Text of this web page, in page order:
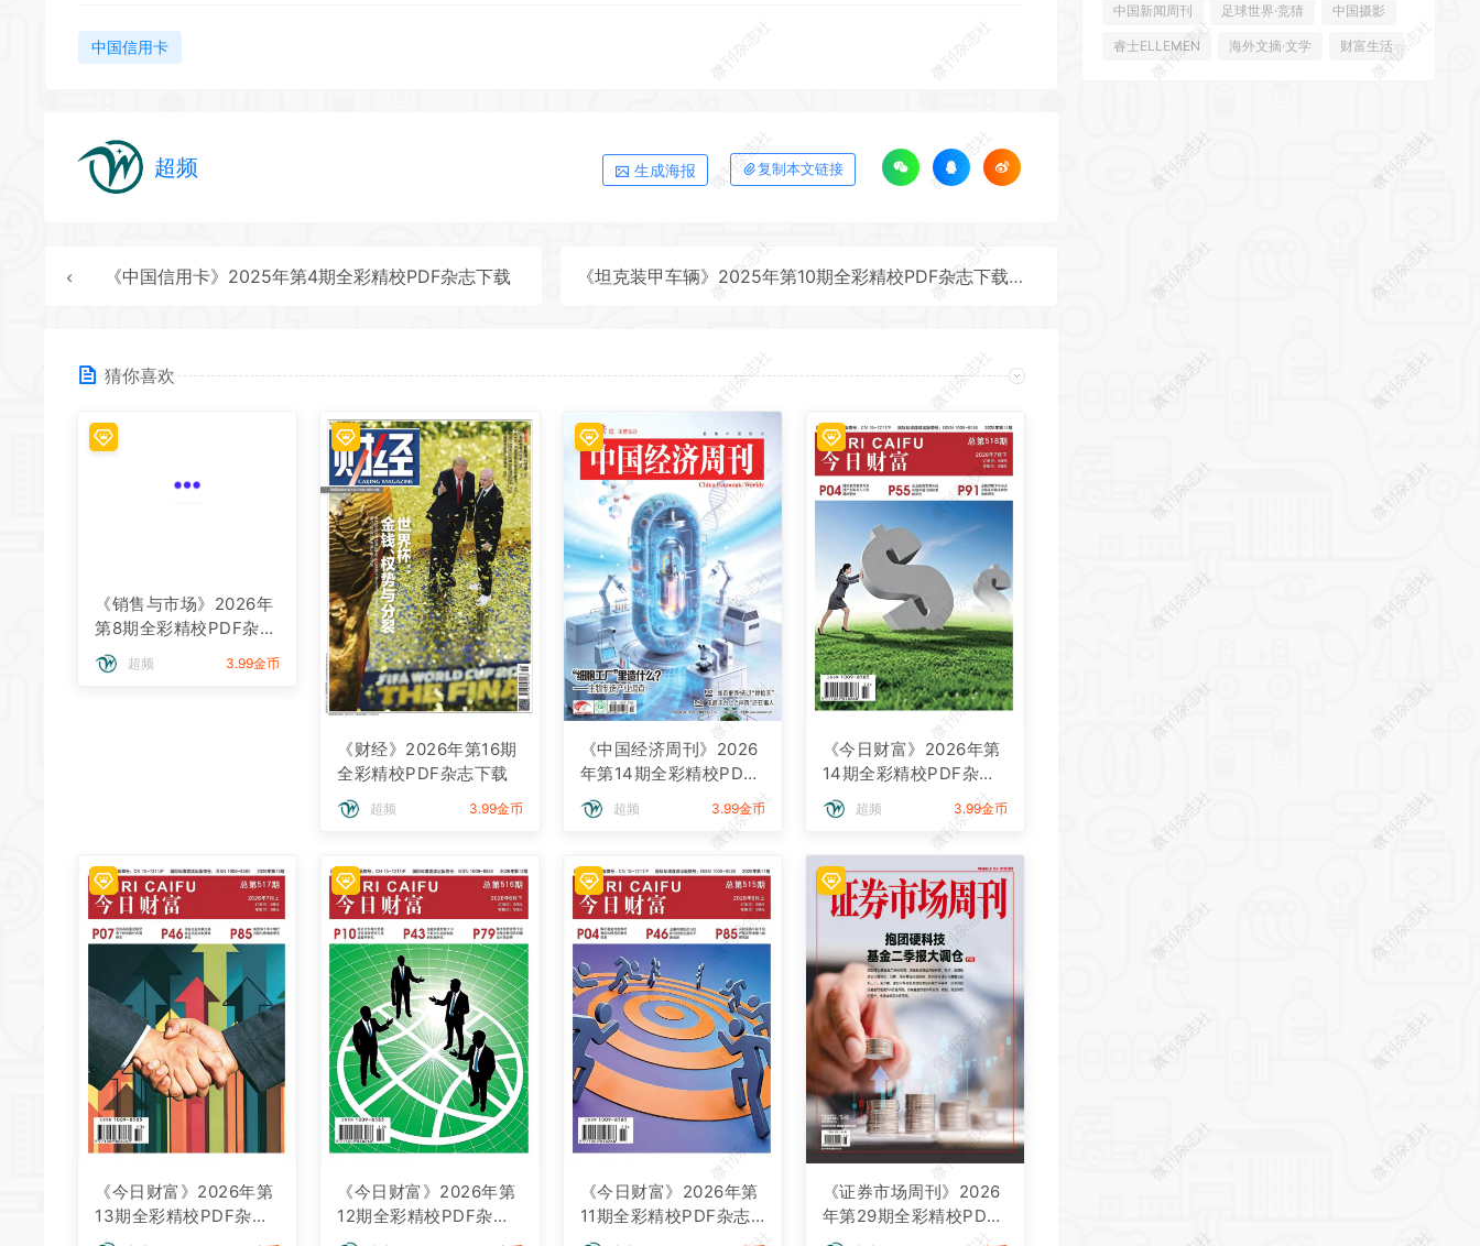
中国信用卡
超频 生成海报 复制本文链接
《中国信用卡》2025年第4期全彩精校PDF杂志下载 《坦克装甲车辆》2025年第10期全彩精校PDF杂志下载
猜你喜欢
《财经》2026年第16期
全彩精校PDF杂志下载
超频 3.99金币
《中国经济周刊》2026
年第14期全彩精校PDF
杂志下载
超频 3.99金币
《今日财富》2026年第
14期全彩精校PDF杂志
下载
超频 3.99金币
《今日财富》2026年第
13期全彩精校PDF杂志
下载
《今日财富》2026年第
12期全彩精校PDF杂志
下载
《今日财富》2026年第
11期全彩精校PDF杂志
下载
《证券市场周刊》2026
年第29期全彩精校PDF
杂志下载
中国新闻周刊 足球世界·竞猜 中国摄影
睿士ELLEMEN 海外文摘·文学 财富生活
微刊杂志社
微刊杂志社 微刊杂志社
微刊杂志社
微刊杂志社
微刊杂志社 微刊杂志社
微刊杂志社
微刊杂志社
微刊杂志社 微刊杂志社
微刊杂志社
微刊杂志社
微刊杂志社 微刊杂志社
微刊杂志社
微刊杂志社
微刊杂志社 微刊杂志社
微刊杂志社
微刊杂志社
微刊杂志社 微刊杂志社
微刊杂志社
微刊杂志社
微刊杂志社 微刊杂志社
微刊杂志社
微刊杂志社
微刊杂志社 微刊杂志社
微刊杂志社
微刊杂志社
微刊杂志社 微刊杂志社
微刊杂志社
微刊杂志社
微刊杂志社 微刊杂志社
微刊杂志社
微刊杂志社
微刊杂志社 微刊杂志社
微刊杂志社